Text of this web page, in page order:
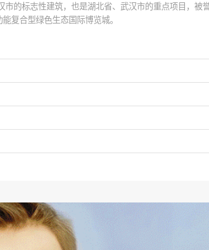
的标志性建筑，也是湖北省、武汉市的重点项目，被
复合型绿色生态国际博览城。